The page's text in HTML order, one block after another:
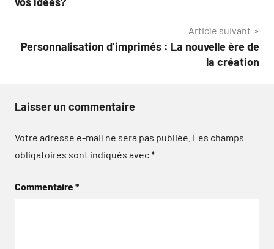
Article suivant
Personnalisation d’imprimés : La nouvelle ère de
la création
Laisser un commentaire
Votre adresse e-mail ne sera pas publiée. Les champs
obligatoires sont indiqués avec*
Commentaire*